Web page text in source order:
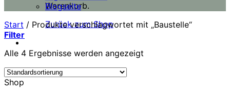
Warenkorb.
Zurück zum Shop
Blogseite
Start / Produkte verschlagwortet mit „Baustelle“
Filter
Alle 4 Ergebnisse werden angezeigt
Shop